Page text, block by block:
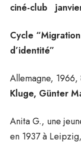
ciné-club
Cycle
d’identité”
Allemagne,
Kluge, Günter
Anita G., une
en 1937 à